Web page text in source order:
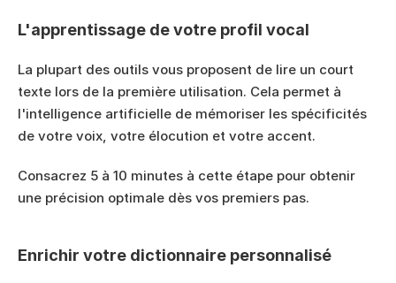
L'apprentissage de votre profil vocal
La plupart des outils vous proposent de lire un court
texte lors de la première utilisation. Cela permet à
l'intelligence artificielle de mémoriser les spécificités
de votre voix, votre élocution et votre accent.
Consacrez 5 à 10 minutes à cette étape pour obtenir
une précision optimale dès vos premiers pas.
Enrichir votre dictionnaire personnalisé